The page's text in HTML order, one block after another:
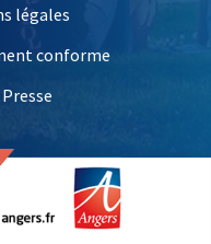
légales
conforme
Presse